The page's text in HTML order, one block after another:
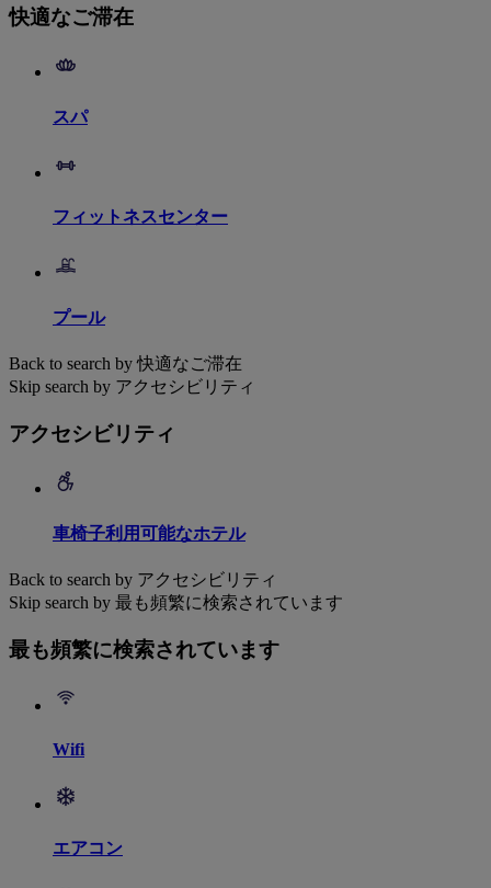
快適なご滞在
スパ
フィットネスセンター
プール
Back to search by 快適なご滞在
Skip search by アクセシビリティ
アクセシビリティ
車椅子利用可能なホテル
Back to search by アクセシビリティ
Skip search by 最も頻繁に検索されています
最も頻繁に検索されています
Wifi
エアコン